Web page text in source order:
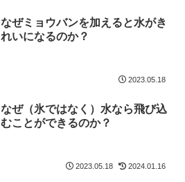
なぜミョウバンを加えると水がき
れいになるのか？
2023.05.18
なぜ（氷ではなく）水なら飛び込
むことができるのか？
2023.05.18 2024.01.16